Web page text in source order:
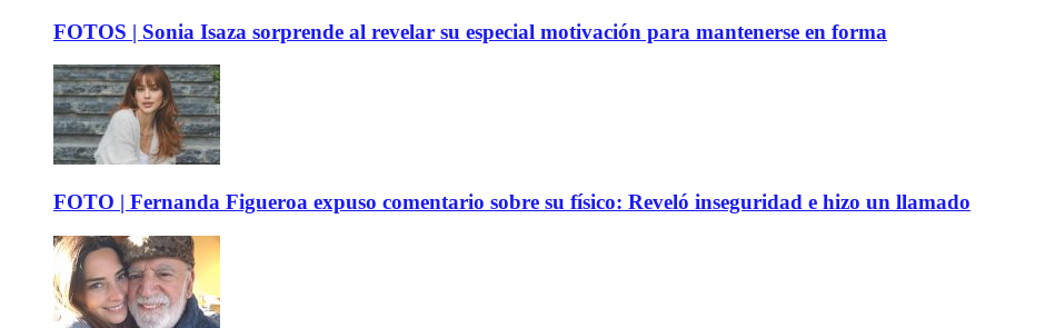
FOTOS | Sonia Isaza sorprende al revelar su especial motivación para mantenerse en forma
FOTO | Fernanda Figueroa expuso comentario sobre su físico: Reveló inseguridad e hizo un llamado